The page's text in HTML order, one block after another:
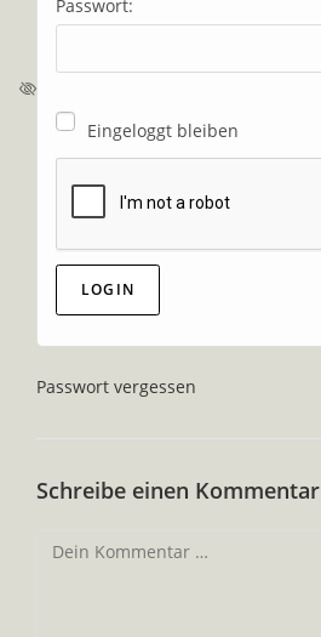
Passwort:
Eingeloggt bleiben
Passwort vergessen
Schreibe einen Kommentar
Kommentar